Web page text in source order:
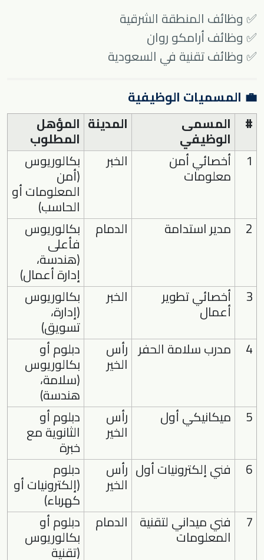
✅ وظائف المنطقة الشرقية
✅ وظائف أرامكو روان
✅ وظائف تقنية في السعودية
💼 المسميات الوظيفية
#
المسمى
الوظيفي
المدينة المؤهل
المطلوب
1
أخصائي أمن
معلومات
الخبر بكالوريوس
(أمن
المعلومات أو
الحاسب)
2
مدير استدامة الدمام بكالوريوس
فأعلى
(هندسة،
إدارة أعمال)
3
أخصائي تطوير
أعمال
الخبر بكالوريوس
(إدارة،
تسويق)
4
مدرب سلامة الحفر رأس
الخير
دبلوم أو
بكالوريوس
(سلامة،
هندسة)
5
ميكانيكي أول رأس
الخير
دبلوم أو
الثانوية مع
خبرة
6
فني إلكترونيات أول رأس
الخير
دبلوم
(إلكترونيات أو
كهرباء)
7
فني ميداني لتقنية
المعلومات
الدمام دبلوم أو
بكالوريوس
(تقنية